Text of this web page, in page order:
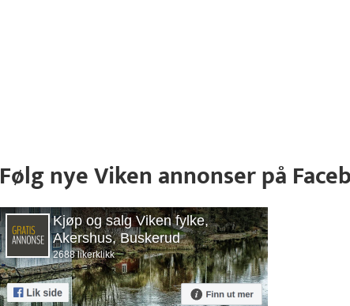
Følg nye Viken annonser på
Kjøp og salg Viken fylke,
Akershus, Buskerud
2688 likerklikk